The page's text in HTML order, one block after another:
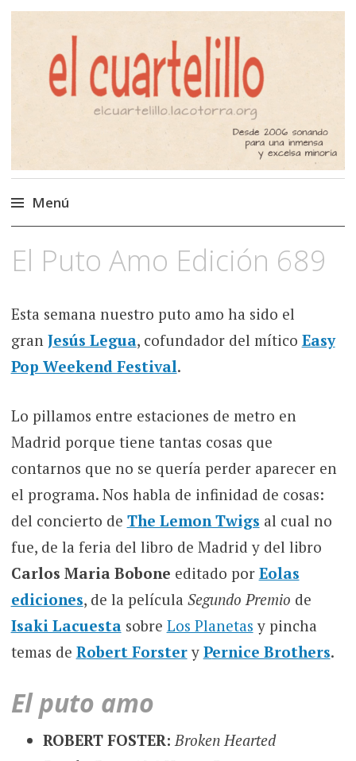
El Cuartelillo
Programa de radio de música
independiente. Podcast
Menú
al
El Puto Amo Edición 689
Esta semana nuestro puto amo ha sido el
gran Jesús Legua, cofundador del mítico Easy
Pop Weekend Festival.
Lo pillamos entre estaciones de metro en
Madrid porque tiene tantas cosas que
contarnos que no se quería perder aparecer en
el programa. Nos habla de infinidad de cosas:
del concierto de The Lemon Twigs al cual no
fue, de la feria del libro de Madrid y del libro
Carlos Maria Bobone editado por Eolas
ediciones, de la película Segundo Premio de
Isaki Lacuestasobre Los Planetas y pincha
temas de Robert Forstery Pernice Brothers.
El puto amo
ROBERT FOSTER: Broken Hearted